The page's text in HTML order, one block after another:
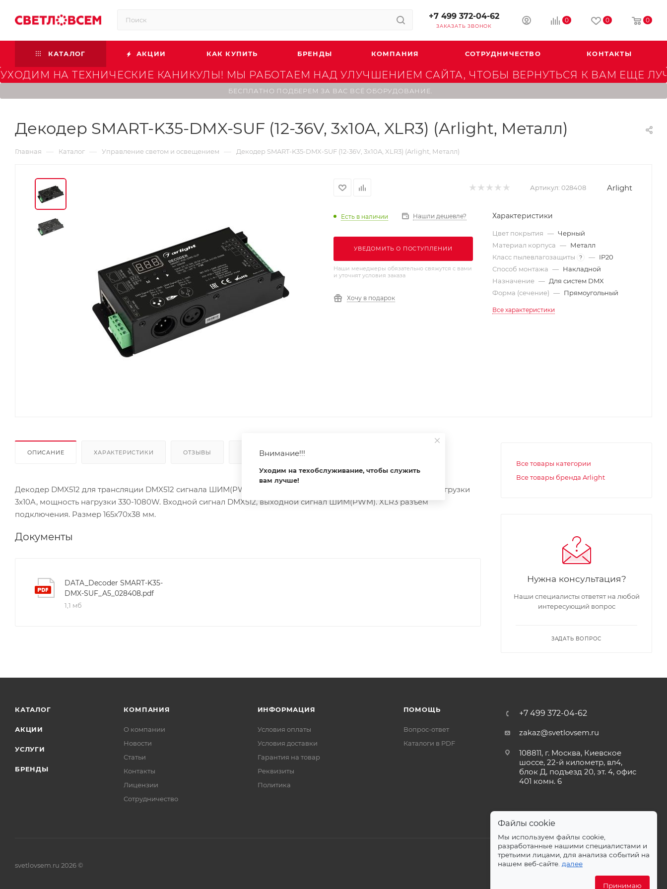
+7 499 372-04-62
ЗАКАЗАТЬ ЗВОНОК
0 0 0
КАТАЛОГ АКЦИИ КАК КУПИТЬ БРЕНДЫ КОМПАНИЯ СОТРУДНИЧЕСТВО КОНТАКТЫ
УХОДИМ НА ТЕХНИЧЕСКИЕ КАНИКУЛЫ! МЫ РАБОТАЕМ НАД УЛУЧШЕНИЕМ САЙТА, ЧТОБЫ ВЕРНУТЬСЯ К ВАМ ЕЩЕ
БЕСПЛАТНО ПОДБЕРЕМ ЗА ВАС ВСЁ ОБОРУДОВАНИЕ.
Декодер SMART-K35-DMX-SUF (12-36V, 3x10A, XLR3) (Arlight, Металл)
Главная — Каталог — Управление светом и освещением — Декодер SMART-K35-DMX-SUF (12-36V, 3x10A, XLR3) (Arlight, Металл)
Артикул: 028408 Arlight
Есть в наличии Нашли дешевле?
УВЕДОМИТЬ О ПОСТУПЛЕНИИ
Наши менеджеры обязательно свяжутся с вами
и уточнят условия заказа
Хочу в подарок
Характеристики
Цвет покрытия — Черный
Материал корпуса — Металл
Класс пылевлагозащиты
? — IP20
Способ монтажа — Накладной
Назначение — Для систем DMX
Форма (сечение) — Прямоугольный
Все характеристики
ОПИСАНИЕ ХАРАКТЕРИСТИКИ ОТЗЫВЫ КАК КУПИТЬ
Декодер DMX512 для трансляции DMX512 сигнала ШИМ(PWM) устройствам. Питание 12-36VDC. 3 канала, ток нагрузки
3x10A, мощность нагрузки 330-1080W. Входной сигнал DMX512, выходной сигнал ШИМ(PWM). XLR3 разъем
подключения. Размер 165x70x38 мм.
Документы
DATA_Decoder SMART-K35-
DMX-SUF_A5_028408.pdf
1,1 мб
Все товары категории
Все товары бренда Arlight
Нужна консультация?
Наши специалисты ответят на любой
интересующий вопрос
ЗАДАТЬ ВОПРОС
КАТАЛОГ
АКЦИИ
УСЛУГИ
БРЕНДЫ
КОМПАНИЯ
О компании
Новости
Статьи
Контакты
Лицензии
Сотрудничество
ИНФОРМАЦИЯ
Условия оплаты
Условия доставки
Гарантия на товар
Реквизиты
Политика
ПОМОЩЬ
Вопрос-ответ
Каталоги в PDF
+7 499 372-04-62
zakaz@svetlovsem.ru
108811, г. Москва, Киевское
шоссе, 22-й километр, вл4,
блок Д, подъезд 20, эт. 4, офис
401 комн. 6
svetlovsem.ru 2026 ©
Внимание!!!
Уходим на техобслуживание, чтобы служить
вам лучше!
Файлы cookie
Мы используем файлы cookie,
разработанные нашими специалистами и
третьими лицами, для анализа событий на
нашем веб-сайте. далее
Принимаю